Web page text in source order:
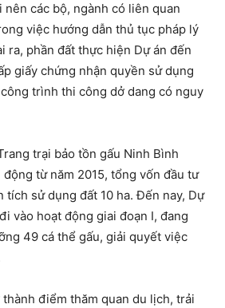
các bộ, ngành có liên quan
việc hướng dẫn thủ tục pháp lý
ra, phần đất thực hiện Dự án đến
giấy chứng nhận quyền sử dụng
trình thi công dở dang có nguy
trại bảo tồn gấu Ninh Bình
từ năm 2015, tổng vốn đầu tư
tích sử dụng đất 10 ha. Đến nay, Dự
vào hoạt động giai đoạn I, đang
49 cá thể gấu, giải quyết việc
điểm thăm quan du lịch, trải